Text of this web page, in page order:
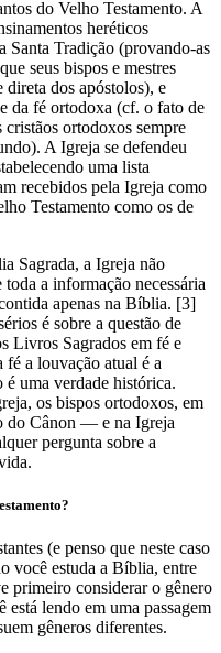
do Velho Testamento. A
heréticos
Santa Tradição (provando-as
seus bispos e mestres
direta dos apóstolos), e
da fé ortodoxa (cf. o fato de
ortodoxos sempre
A Igreja se defendeu
uma lista
recebidos pela Igreja como
Testamento como os de
Sagrada, a Igreja não
a informação necessária
apenas na Bíblia. [3]
é sobre a questão de
Livros Sagrados em fé e
fé a louvação atual é a
uma verdade histórica.
os bispos ortodoxos, em
do Cânon — e na Igreja
pergunta sobre a
(e penso que neste caso
você estuda a Bíblia, entre
primeiro considerar o gênero
lendo em uma passagem
gêneros diferentes.